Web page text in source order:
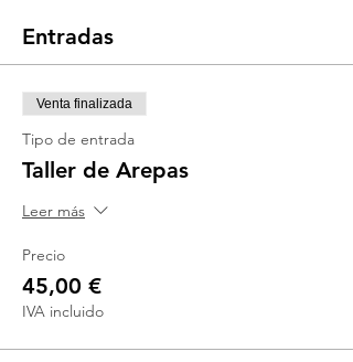
Entradas
Venta finalizada
Tipo de entrada
Taller de Arepas
Leer más
Precio
45,00 €
IVA incluido